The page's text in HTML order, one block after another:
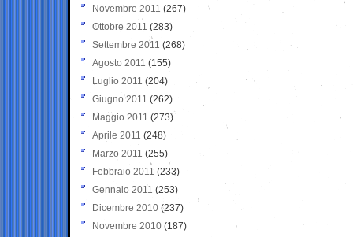
Novembre 2011 (267)
Ottobre 2011 (283)
Settembre 2011 (268)
Agosto 2011 (155)
Luglio 2011 (204)
Giugno 2011 (262)
Maggio 2011 (273)
Aprile 2011 (248)
Marzo 2011 (255)
Febbraio 2011 (233)
Gennaio 2011 (253)
Dicembre 2010 (237)
Novembre 2010 (187)